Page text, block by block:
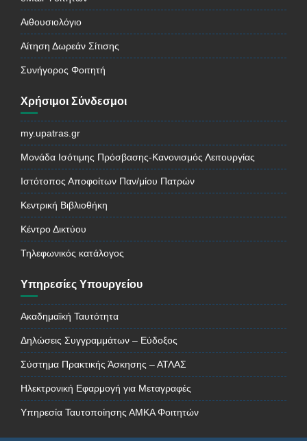
Αιθουσιολόγιο
Αίτηση Δωρεάν Σίτισης
Συνήγορος Φοιτητή
Χρήσιμοι Σύνδεσμοι
my.upatras.gr
Μονάδα Ισότιμης Πρόσβασης-Κανονισμός Λειτουργίας
Ιστότοπος Αποφοίτων Παν/μίου Πατρών
Κεντρική Βιβλιοθήκη
Κέντρο Δικτύου
Τηλεφωνικός κατάλογος
Υπηρεσίες Υπουργείου
Ακαδημαϊκή Ταυτότητα
Δηλώσεις Συγγραμμάτων – Εύδοξος
Σύστημα Πρακτικής Άσκησης – ΑΤΛΑΣ
Ηλεκτρονική Εφαρμογή για Μεταγραφές
Υπηρεσία Ταυτοποίησης ΑΜΚΑ Φοιτητών